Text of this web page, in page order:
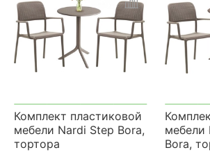
Комплект пластиковой
мебели Nardi Step Bora,
тортора
мебели
Bora,